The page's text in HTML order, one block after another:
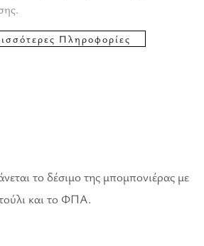
το δέσιμο της μπομπονιέρας με
και το ΦΠΑ.